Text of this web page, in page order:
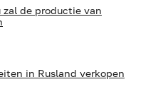
zal de productie van
in Rusland verkopen